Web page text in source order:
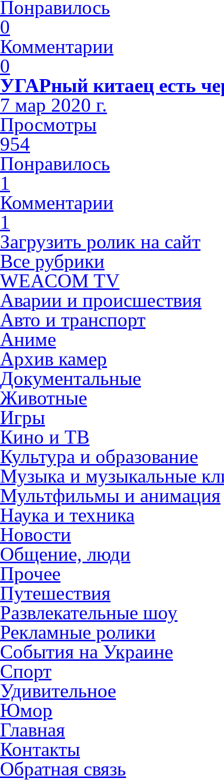
Понравилось
0
Комментарии
0
УГАРный китаец есть
7 мар 2020 г.
Просмотры
954
Понравилось
1
Комментарии
1
Загрузить ролик на сайт
Все рубрики
WEACOM TV
Аварии и происшествия
Авто и транспорт
Аниме
Архив камер
Документальные
Животные
Игры
Кино и ТВ
Культура и образование
Музыка и музыкальные
Мультфильмы и анимация
Наука и техника
Новости
Общение, люди
Прочее
Путешествия
Развлекательные шоу
Рекламные ролики
События на Украине
Спорт
Удивительное
Юмор
Главная
Контакты
Обратная связь